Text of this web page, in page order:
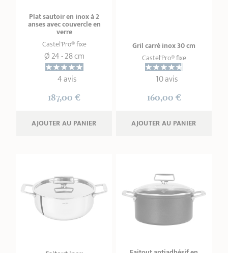
Plat sautoir en inox à 2
anses avec couvercle en
verre
Castel'Pro® fixe
Ø 24 - 28 cm
4 avis
187,00 €
AJOUTER AU PANIER
Gril carré inox 30 cm
Castel'Pro® fixe
10 avis
160,00 €
AJOUTER AU PANIER